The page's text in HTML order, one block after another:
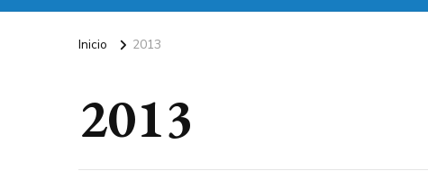
Inicio 2013
2013